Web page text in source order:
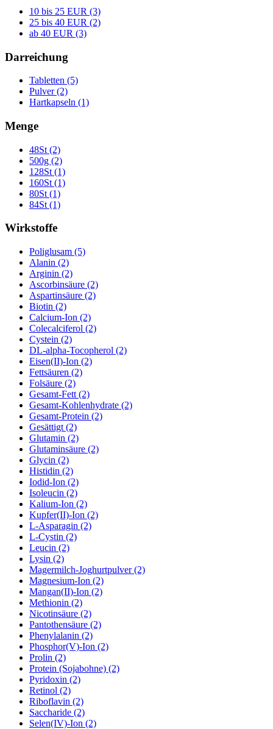
10 bis 25 EUR (3)
25 bis 40 EUR (2)
ab 40 EUR (3)
Darreichung
Tabletten (5)
Pulver (2)
Hartkapseln (1)
Menge
48St (2)
500g (2)
128St (1)
160St (1)
80St (1)
84St (1)
Wirkstoffe
Poliglusam (5)
Alanin (2)
Arginin (2)
Ascorbinsäure (2)
Aspartinsäure (2)
Biotin (2)
Calcium-Ion (2)
Colecalciferol (2)
Cystein (2)
DL-alpha-Tocopherol (2)
Eisen(II)-Ion (2)
Fettsäuren (2)
Folsäure (2)
Gesamt-Fett (2)
Gesamt-Kohlenhydrate (2)
Gesamt-Protein (2)
Gesättigt (2)
Glutamin (2)
Glutaminsäure (2)
Glycin (2)
Histidin (2)
Iodid-Ion (2)
Isoleucin (2)
Kalium-Ion (2)
Kupfer(II)-Ion (2)
L-Asparagin (2)
L-Cystin (2)
Leucin (2)
Lysin (2)
Magermilch-Joghurtpulver (2)
Magnesium-Ion (2)
Mangan(II)-Ion (2)
Methionin (2)
Nicotinsäure (2)
Pantothensäure (2)
Phenylalanin (2)
Phosphor(V)-Ion (2)
Prolin (2)
Protein (Sojabohne) (2)
Pyridoxin (2)
Retinol (2)
Riboflavin (2)
Saccharide (2)
Selen(IV)-Ion (2)